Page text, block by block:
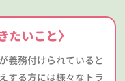
たいこと〉
義務付けられていると
する方には様々なトラ